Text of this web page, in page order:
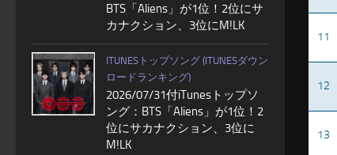
11
12
13
BTS「Aliens」が1位！2位にサ
カナクション、3位にM!LK
ITUNESトップソング (ITUNESダウン
ロードランキング)
2026/07/31付iTunesトップソ
ング：BTS「Aliens」が1位！2
位にサカナクション、3位に
M!LK